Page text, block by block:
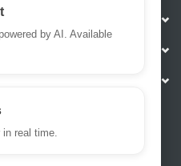
by AI. Available
in real time.